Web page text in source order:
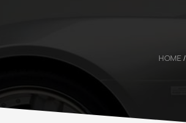
HOME/